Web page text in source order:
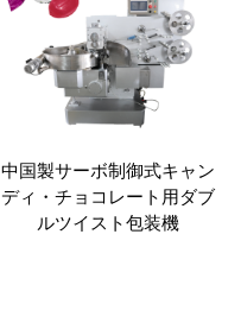
中国製サーボ制御式キャン
ディ・チョコレート用ダブ
ルツイスト包装機